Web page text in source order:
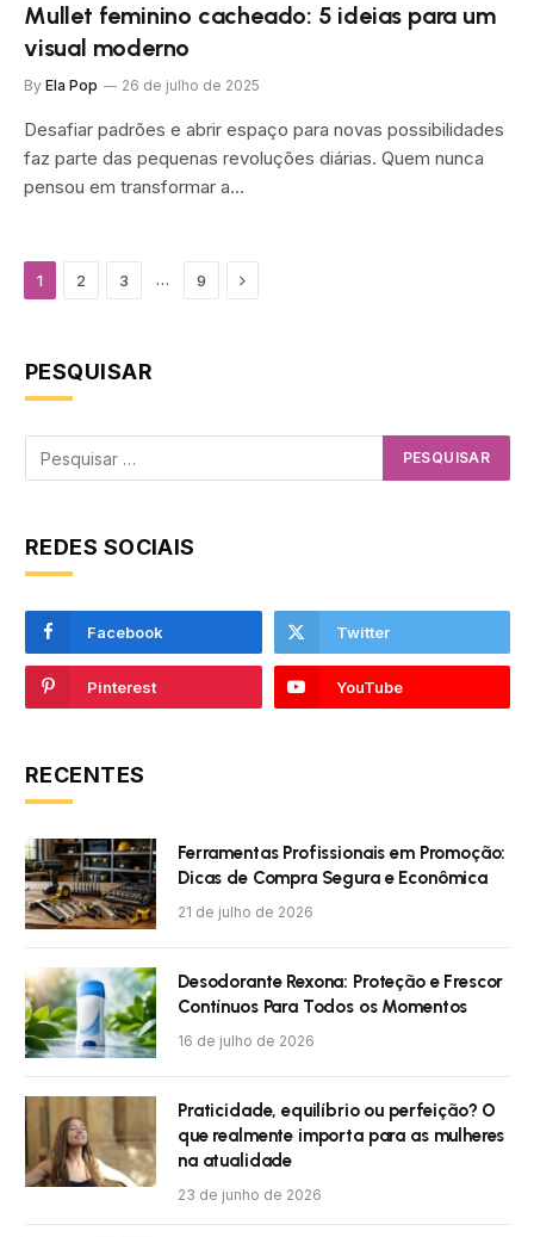
Mullet feminino cacheado: 5 ideias para um
visual moderno
By Ela Pop 26 de julho de 2025
Desafiar padrões e abrir espaço para novas possibilidades
faz parte das pequenas revoluções diárias. Quem nunca
pensou em transformar a…
1 2 3 … 9 Next
PESQUISAR
REDES SOCIAIS
Facebook Twitter
Pinterest YouTube
RECENTES
Ferramentas Profissionais em Promoção:
Dicas de Compra Segura e Econômica
21 de julho de 2026
Desodorante Rexona: Proteção e Frescor
Contínuos Para Todos os Momentos
16 de julho de 2026
Praticidade, equilíbrio ou perfeição? O
que realmente importa para as mulheres
na atualidade
23 de junho de 2026